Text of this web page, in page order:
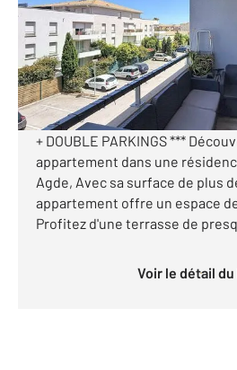
Appartement T3 à vendre
145 000 €
Visiter le site dédié
*** AGDE - APPARTEMENT T3 +
+ DOUBLE PARKINGS ***
appartement dans une
Agde, Avec sa surface de plus
appartement offre un espace
Profitez d'une terrasse de
Voir le détail